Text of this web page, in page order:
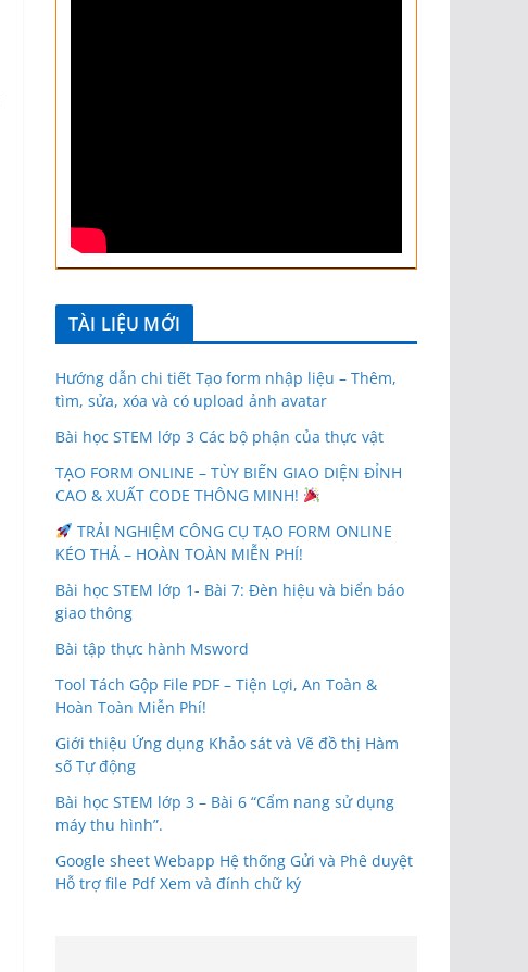
TÀI LIỆU MỚI
Hướng dẫn chi tiết Tạo form nhập liệu – Thêm,
tìm, sửa, xóa và có upload ảnh avatar
Bài học STEM lớp 3 Các bộ phận của thực vật
TẠO FORM ONLINE – TÙY BIẾN GIAO DIỆN ĐỈNH
CAO & XUẤT CODE THÔNG MINH!
TRẢI NGHIỆM CÔNG CỤ TẠO FORM ONLINE
KÉO THẢ – HOÀN TOÀN MIỄN PHÍ!
Bài học STEM lớp 1- Bài 7: Đèn hiệu và biển báo
giao thông
Bài tập thực hành Msword
Tool Tách Gộp File PDF – Tiện Lợi, An Toàn &
Hoàn Toàn Miễn Phí!
Giới thiệu Ứng dụng Khảo sát và Vẽ đồ thị Hàm
số Tự động
Bài học STEM lớp 3 – Bài 6 “Cẩm nang sử dụng
máy thu hình”.
Google sheet Webapp Hệ thống Gửi và Phê duyệt
Hỗ trợ file Pdf Xem và đính chữ ký